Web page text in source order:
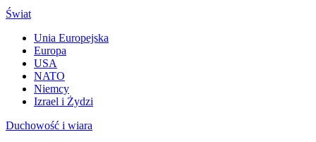
Świat
Unia Europejska
Europa
USA
NATO
Niemcy
Izrael i Żydzi
Duchowość i wiara